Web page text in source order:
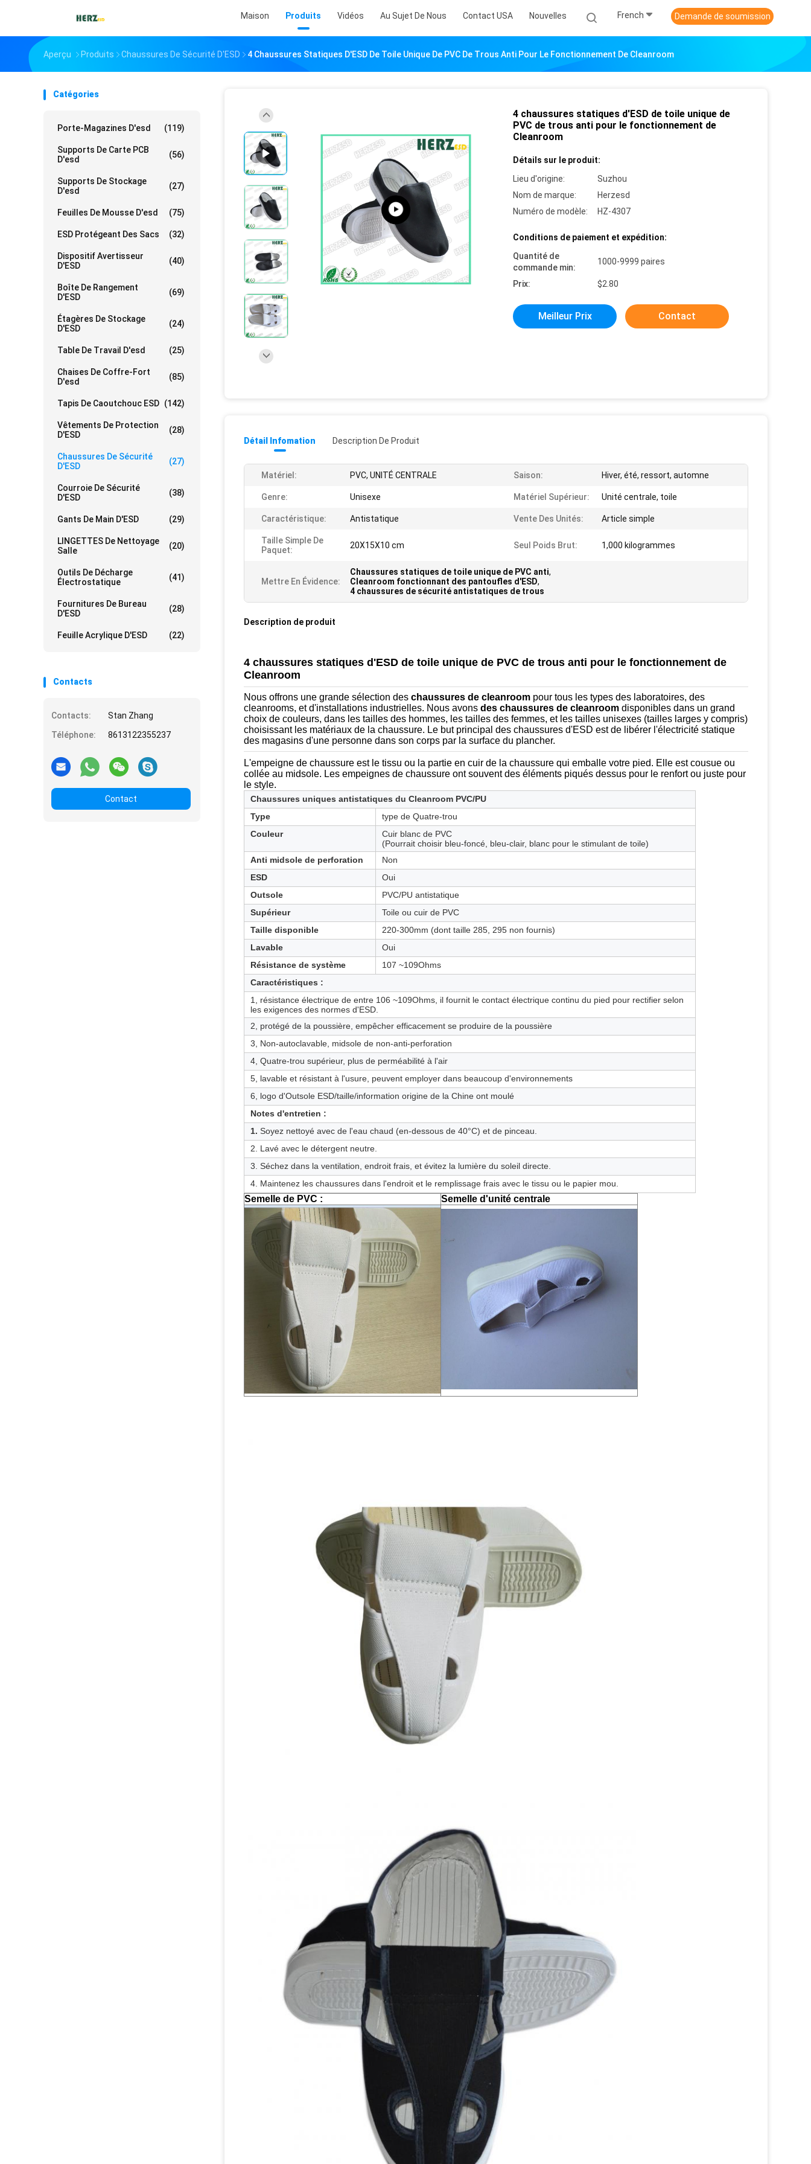
Maison Produits Vidéos Au Sujet De Nous Contact USA Nouvelles French Demande de soumission
Aperçu Produits Chaussures De Sécurité D'ESD 4 Chaussures Statiques D'ESD De Toile Unique De PVC De Trous Anti Pour Le Fonctionnement De Cleanroom
Catégories
Porte-Magazines D'esd (119)
Supports De Carte PCB
D'esd
(56)
Supports De Stockage
D'esd
(27)
Feuilles De Mousse D'esd (75)
ESD Protégeant Des Sacs (32)
Dispositif Avertisseur
D'ESD
(40)
Boîte De Rangement
D'ESD
(69)
Étagères De Stockage
D'ESD
(24)
Table De Travail D'esd (25)
Chaises De Coffre-Fort
D'esd
(85)
Tapis De Caoutchouc ESD (142)
Vêtements De Protection
D'ESD
(28)
Chaussures De Sécurité
D'ESD
(27)
Courroie De Sécurité
D'ESD
(38)
Gants De Main D'ESD (29)
LINGETTES De Nettoyage
Salle
(20)
Outils De Décharge
Électrostatique
(41)
Fournitures De Bureau
D'ESD
(28)
Feuille Acrylique D'ESD (22)
Contacts
Contacts:
Stan Zhang
Téléphone:
8613122355237
Contact
4 chaussures statiques d'ESD de toile unique de
PVC de trous anti pour le fonctionnement de
Cleanroom
Détails sur le produit:
Lieu d'origine:
Suzhou
Nom de marque:
Herzesd
Numéro de modèle:
HZ-4307
Conditions de paiement et expédition:
Quantité de
commande min:
1000-9999 paires
Prix: $2.80
Meilleur Prix Contact
Détail Infomation Description De Produit
Matériel: PVC, UNITÉ CENTRALE Saison: Hiver, été, ressort, automne
Genre: Unisexe Matériel Supérieur: Unité centrale, toile
Caractéristique: Antistatique Vente Des Unités: Article simple
Taille Simple De
Paquet:
20X15X10 cm Seul Poids Brut: 1,000 kilogrammes
Mettre En Évidence:
Chaussures statiques de toile unique de PVC anti,
Cleanroom fonctionnant des pantoufles d'ESD,
4 chaussures de sécurité antistatiques de trous
Description de produit
4 chaussures statiques d'ESD de toile unique de PVC de trous anti pour le fonctionnement de
Cleanroom
Nous offrons une grande sélection des chaussures de cleanroom pour tous les types des laboratoires, des
cleanrooms, et d'installations industrielles. Nous avons des chaussures de cleanroom disponibles dans un grand
choix de couleurs, dans les tailles des hommes, les tailles des femmes, et les tailles unisexes (tailles larges y compris)
choisissant les matériaux de la chaussure. Le but principal des chaussures d'ESD est de libérer l'électricité statique
des magasins d'une personne dans son corps par la surface du plancher.
L'empeigne de chaussure est le tissu ou la partie en cuir de la chaussure qui emballe votre pied. Elle est cousue ou
collée au midsole. Les empeignes de chaussure ont souvent des éléments piqués dessus pour le renfort ou juste pour
le style.
Chaussures uniques antistatiques du Cleanroom PVC/PU
Type
type de Quatre-trou
Couleur
Cuir blanc de PVC
(Pourrait choisir bleu-foncé, bleu-clair, blanc pour le stimulant de toile)
Anti midsole de perforation
Non
ESD
Oui
Outsole
PVC/PU antistatique
Supérieur
Toile ou cuir de PVC
Taille disponible
220-300mm (dont taille 285, 295 non fournis)
Lavable
Oui
Résistance de système
107 ~109Ohms
Caractéristiques :
1, résistance électrique de entre 106 ~109Ohms, il fournit le contact électrique continu du pied pour rectifier selon
les exigences des normes d'ESD.
2, protégé de la poussière, empêcher efficacement se produire de la poussière
3, Non-autoclavable, midsole de non-anti-perforation
4, Quatre-trou supérieur, plus de perméabilité à l'air
5, lavable et résistant à l'usure, peuvent employer dans beaucoup d'environnements
6, logo d'Outsole ESD/taille/information origine de la Chine ont moulé
Notes d'entretien :
1. Soyez nettoyé avec de l'eau chaud (en-dessous de 40°C) et de pinceau.
2. Lavé avec le détergent neutre.
3. Séchez dans la ventilation, endroit frais, et évitez la lumière du soleil directe.
4. Maintenez les chaussures dans l'endroit et le remplissage frais avec le tissu ou le papier mou.
Semelle de PVC : Semelle d'unité centrale